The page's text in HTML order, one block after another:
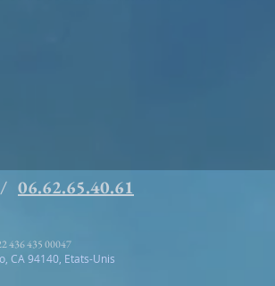
06.62.65.40.61
436 435 00047
CA 94140, Etats-Unis